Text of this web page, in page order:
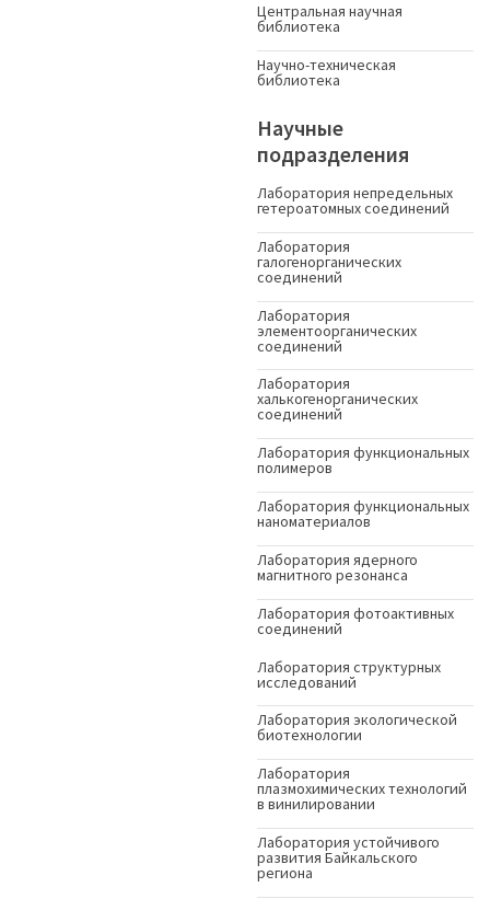
Центральная научная
библиотека
Научно-техническая
библиотека
Научные
подразделения
Лаборатория непредельных
гетероатомных соединений
Лаборатория
галогенорганических
соединений
Лаборатория
элементоорганических
соединений
Лаборатория
халькогенорганических
соединений
Лаборатория функциональных
полимеров
Лаборатория функциональных
наноматериалов
Лаборатория ядерного
магнитного резонанса
Лаборатория фотоактивных
соединений
Лаборатория структурных
исследований
Лаборатория экологической
биотехнологии
Лаборатория
плазмохимических технологий
в винилировании
Лаборатория устойчивого
развития Байкальского
региона